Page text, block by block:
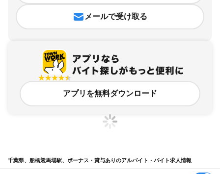
メールで受け取る
アプリを無料ダウンロード
千葉県、船橋競馬場駅、ボーナス・賞与ありのアルバイト・バイト求人情報